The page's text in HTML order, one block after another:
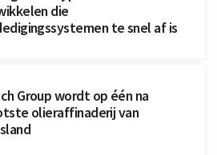
die
te snel af is
Group wordt op één na
olieraffinaderij van